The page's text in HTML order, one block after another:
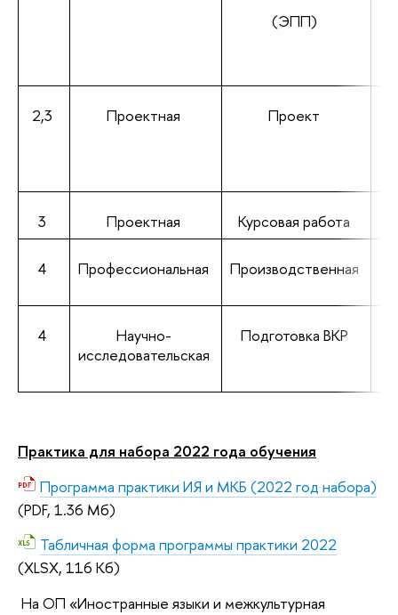
(ЭПП)
2,3 Проектная Проект
3 Проектная Курсовая работа
4 Профессиональная Производственная
4
Научно-
исследовательская
Подготовка ВКР
Практика для набора 2022 года обучения
Программа практики ИЯ и МКБ (2022 год набора)
(PDF, 1.36 Мб)
Табличная форма программы практики 2022
(XLSX, 116 Кб)
На ОП «Иностранные языки и межкультурная